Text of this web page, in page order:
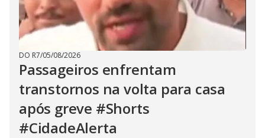
DO R7/05/08/2026
Passageiros enfrentam
transtornos na volta para casa
após greve #Shorts
#CidadeAlerta